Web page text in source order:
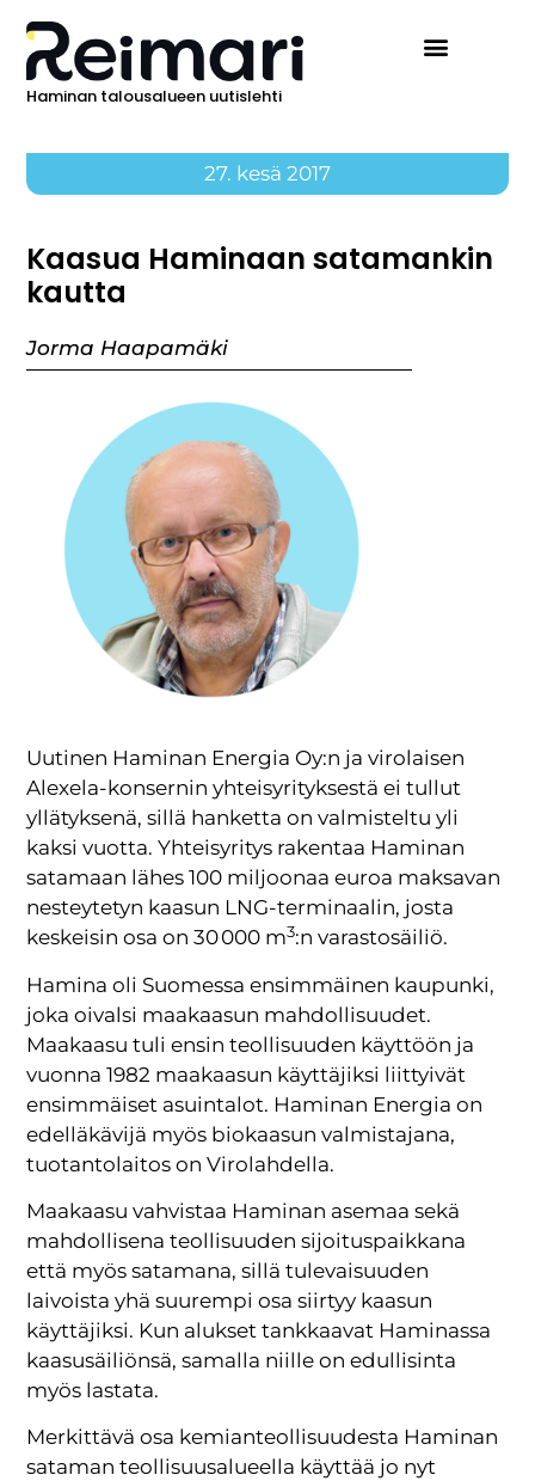
Haminan talousalueen uutislehti
27. kesä 2017
Kaasua Haminaan satamankin
kautta
Jorma Haapamäki
Uutinen Haminan Energia Oy:n ja virolaisen
Alexela-konsernin yhteisyrityksestä ei tullut
yllätyksenä, sillä hanketta on valmisteltu yli
kaksi vuotta. Yhteisyritys rakentaa Haminan
satamaan lähes 100 miljoonaa euroa maksavan
nesteytetyn kaasun LNG-terminaalin, josta
keskeisin osa on 30 000 m3:n varastosäiliö.
Hamina oli Suomessa ensimmäinen kaupunki,
joka oivalsi maakaasun mahdollisuudet.
Maakaasu tuli ensin teollisuuden käyttöön ja
vuonna 1982 maakaasun käyttäjiksi liittyivät
ensimmäiset asuintalot. Haminan Energia on
edelläkävijä myös biokaasun valmistajana,
tuotantolaitos on Virolahdella.
Maakaasu vahvistaa Haminan asemaa sekä
mahdollisena teollisuuden sijoituspaikkana
että myös satamana, sillä tulevaisuuden
laivoista yhä suurempi osa siirtyy kaasun
käyttäjiksi. Kun alukset tankkaavat Haminassa
kaasusäiliönsä, samalla niille on edullisinta
myös lastata.
Merkittävä osa kemianteollisuudesta Haminan
sataman teollisuusalueella käyttää jo nyt